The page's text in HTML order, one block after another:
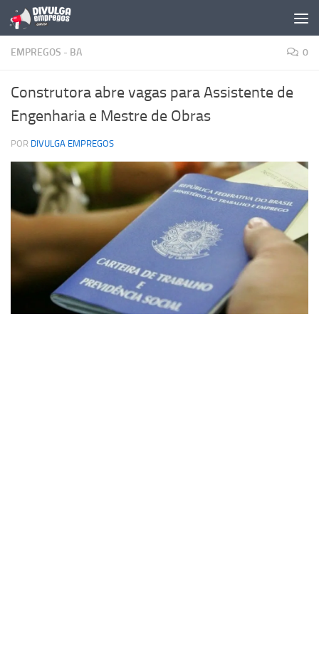
Skip to content
EMPREGOS - BA 0
Construtora abre vagas para Assistente de
Engenharia e Mestre de Obras
POR DIVULGA EMPREGOS